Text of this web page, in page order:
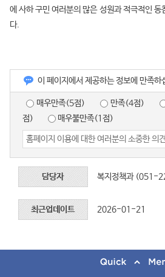
에 사하 구민 여러분의 많은 성원과 적극적인 동
다.
이 페이지에서 제공하는 정보에 만족하
매우만족(5점) 만족(4점)
점)
매우불만족(1점)
담당자 복지정책과 (051-
최근업데이트 2026-01-21